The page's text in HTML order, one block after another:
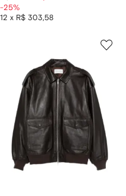
12 x R$ 303,58
-25%